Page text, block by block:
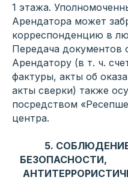
1 этажа.
Арендатора может
корреспонденцию в
Передача документов
Арендатору (в т. ч.
фактуры, акты об
акты сверки) также
посредством
центра.
5.
БЕЗОПАСНОСТИ,